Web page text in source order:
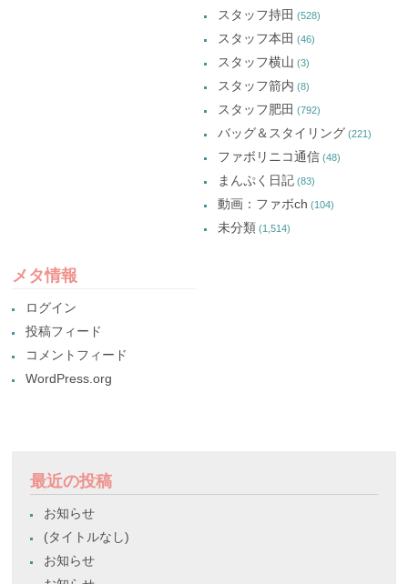
スタッフ持田 (528)
スタッフ本田 (46)
スタッフ横山 (3)
スタッフ箭内 (8)
スタッフ肥田 (792)
バッグ＆スタイリング (221)
ファボリニコ通信(48)
まんぷく日記(83)
動画：ファボch (104)
未分類 (1,514)
メタ情報
ログイン
投稿フィード
コメントフィード
WordPress.org
最近の投稿
お知らせ
(タイトルなし)
お知らせ